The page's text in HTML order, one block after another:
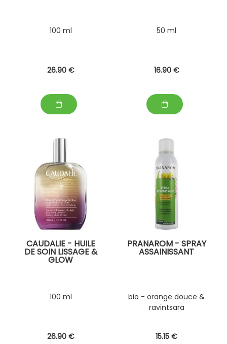
100 ml
26.90 €
50 ml
16.90 €
CAUDALIE - HUILE
DE SOIN LISSAGE &
GLOW
100 ml
26.90 €
PRANAROM - SPRAY
ASSAINISSANT
bio - orange douce &
ravintsara
15.15 €